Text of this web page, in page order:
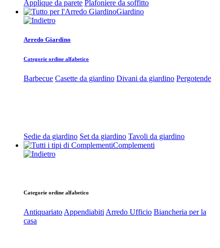
Applique da parete Plafoniere da soffitto
Giardino
Arredo Giardino
Categorie ordine alfabetico
Barbecue Casette da giardino Divani da giardino Pergotende
Sedie da giardino Set da giardino Tavoli da giardino
Complementi
Categorie ordine alfabetico
Antiquariato Appendiabiti Arredo Ufficio Biancheria per la
casa